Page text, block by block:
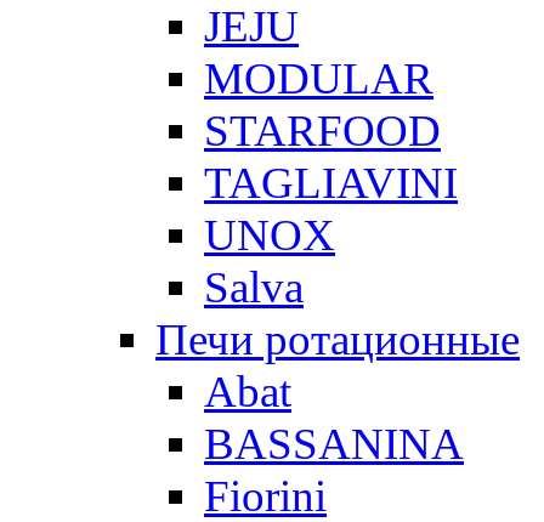
JEJU
MODULAR
STARFOOD
TAGLIAVINI
UNOX
Salva
Печи ротационные
Abat
BASSANINA
Fiorini